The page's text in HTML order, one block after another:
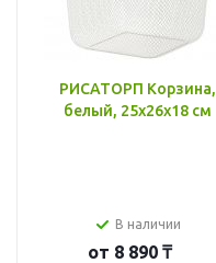
РИСАТОРП Корзина,
белый, 25x26x18 см
В наличии
от 8 890 ₸